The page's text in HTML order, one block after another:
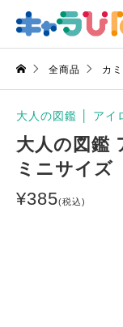
全商品 カ
大人の図鑑 アイ
大人の図鑑
ミニサイズ
¥385(税込)